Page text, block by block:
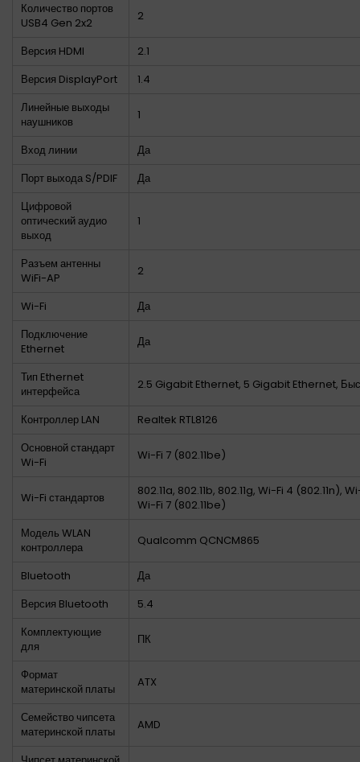
Количество портов
USB4 Gen 2x2
2
Версия HDMI
2.1
Версия DisplayPort
1.4
Линейные выходы
наушников
1
Вход линии
Да
Порт выхода S/PDIF
Да
Цифровой
оптический аудио
выход
1
Разъем антенны
WiFi-AP
2
Wi-Fi
Да
Подключение
Ethernet
Да
Тип Ethernet
интерфейса
2.5 Gigabit Ethernet, 5 Gigabit Ethernet,
Контроллер LAN
Realtek RTL8126
Основной стандарт
Wi-Fi
Wi-Fi 7 (802.11be)
Wi-Fi стандартов
802.11a, 802.11b, 802.11g, Wi-Fi 4 (802.11n),
Wi-Fi 7 (802.11be)
Модель WLAN
контроллера
Qualcomm QCNCM865
Bluetooth
Да
Версия Bluetooth
5.4
Комплектующие
для
ПК
Формат
материнской платы
ATX
Семейство чипсета
материнской платы
AMD